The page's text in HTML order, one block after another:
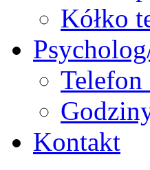
Kółko
Telefon
Kontakt